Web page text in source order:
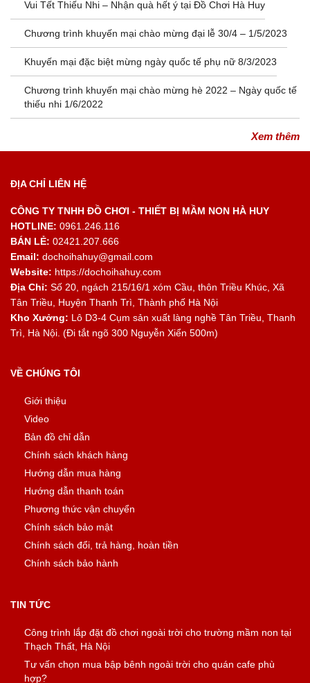
Vui Tết Thiếu Nhi – Nhận quà hết ý tại Đồ Chơi Hà Huy
Chương trình khuyến mại chào mừng đại lễ 30/4 – 1/5/2023
Khuyến mại đặc biệt mừng ngày quốc tế phụ nữ 8/3/2023
Chương trình khuyến mại chào mừng hè 2022 – Ngày quốc tế
thiếu nhi 1/6/2022
Xem thêm
ĐỊA CHỈ LIÊN HỆ
CÔNG TY TNHH ĐỒ CHƠI - THIẾT BỊ MẦM NON HÀ HUY
HOTLINE: 0961.246.116
BÁN LẺ: 02421.207.666
Email: dochoihahuy@gmail.com
Website: https://dochoihahuy.com
Địa Chỉ: Số 20, ngách 215/16/1 xóm Cầu, thôn Triều Khúc, Xã
Tân Triều, Huyện Thanh Trì, Thành phố Hà Nội
Kho Xưởng: Lô D3-4 Cụm sản xuất làng nghề Tân Triều, Thanh
Trì, Hà Nội. (Đi tắt ngõ 300 Nguyễn Xiển 500m)
VỀ CHÚNG TÔI
Giới thiệu
Video
Bản đồ chỉ dẫn
Chính sách khách hàng
Hướng dẫn mua hàng
Hướng dẫn thanh toán
Phương thức vận chuyển
Chính sách bảo mật
Chính sách đổi, trả hàng, hoàn tiền
Chính sách bảo hành
TIN TỨC
Công trình lắp đặt đồ chơi ngoài trời cho trường mầm non tại
Thạch Thất, Hà Nội
Tư vấn chọn mua bập bênh ngoài trời cho quán cafe phù
hợp?